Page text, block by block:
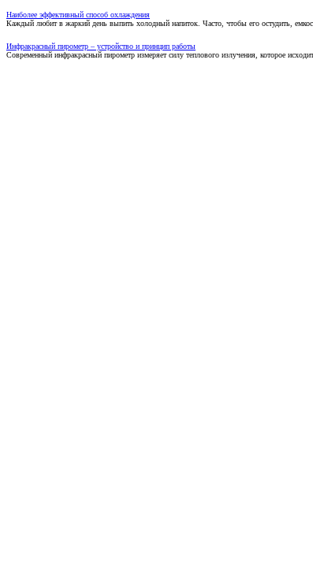
Наиболее эффективный способ охлаждения
Каждый любит в жаркий день выпить холодный напиток. Часто, чтобы его остудить,
Инфракрасный пирометр – устройство и принцип работы
Современный инфракрасный пирометр измеряет силу теплового излучения, которое